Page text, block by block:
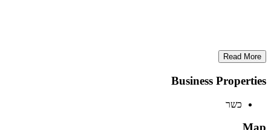
Read More
Business Properties
כשר
Map